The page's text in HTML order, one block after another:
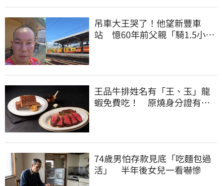
吊車大王哭了！他望新豐車
站 憶60年前父親「騎1.5小時
王品牛排姓名有「王、玉」龍
蝦免費吃！ 原燒身分證有
74歲男怕存款見底「吃麵包過
活」 半年後女兒一看嚇慘